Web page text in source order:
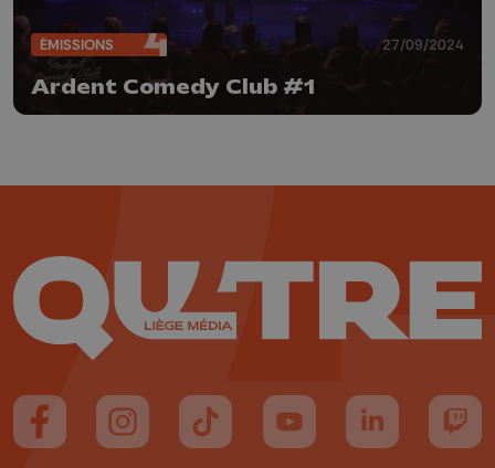
ÉMISSIONS 27/09/2024
Ardent Comedy Club #1
Suivez-nous sur FaceBook
Suivez-nous sur Instagram
Suivez-nous sur TikTok
Suivez-nous sur YouTube
Suivez-nous